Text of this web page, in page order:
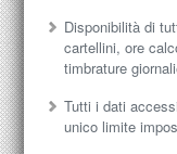
Disponibilità di
cartellini, ore
timbrature
Tutti i dati
unico limite